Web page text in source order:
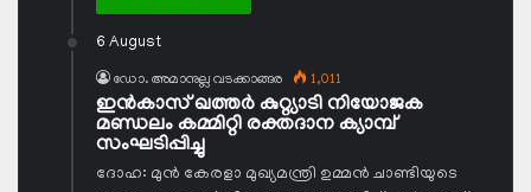
6 August
ഡോ. അമാനുല്ല വടക്കാങ്ങര 1,011
ഇന്‍കാസ് ഖത്തര്‍ കുറ്റ്യാടി നിയോജക
മണ്ഡലം കമ്മിറ്റി രക്തദാന ക്യാമ്പ്
സംഘടിപ്പിച്ചു
ദോഹ: മുന്‍ കേരളാ മുഖ്യമന്ത്രി ഉമ്മന്‍ ചാണ്ടിയുടെ